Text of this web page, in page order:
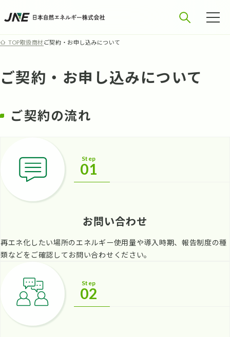
TOP取扱商材ご契約・お申し込みについて
ご契約・お申し込みについて
ご契約の流れ
Step
01
お問い合わせ
再エネ化したい場所のエネルギー使用量や導入時期、報告制度の種
類などをご確認してお問い合わせください。
Step
02